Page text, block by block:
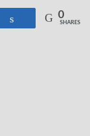
0
SHARES